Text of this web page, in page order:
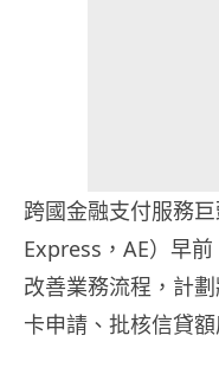
跨國金融支付服務
Express，AE）早
改善業務流程，計
卡申請、批核信貸